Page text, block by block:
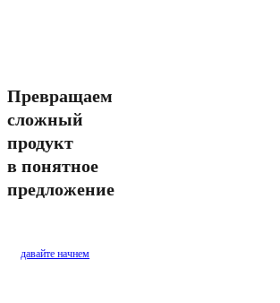
Превращаем
сложный
продукт
в понятное
предложение
давайте начнем